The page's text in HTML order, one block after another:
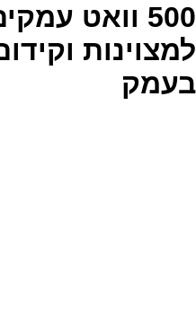
500 וואט
למצוינות
בעמק